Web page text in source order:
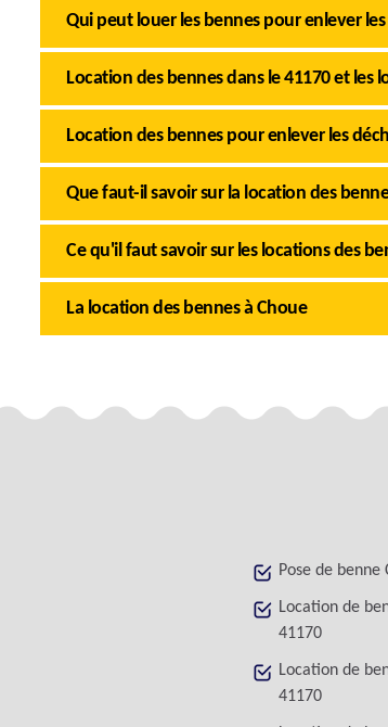
Qui peut louer les bennes pour enlever
Location des bennes dans le 41170 et les
Location des bennes pour enlever les
Que faut-il savoir sur la location des
Ce qu'il faut savoir sur les locations des
La location des bennes à Choue
Pose de benne
Location de
41170
Location de
41170